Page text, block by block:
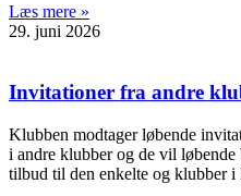
Læs mere »
29. juni 2026
Invitationer fra andre
Klubben modtager løbende
i andre klubber og de vil
tilbud til den enkelte og klubber i